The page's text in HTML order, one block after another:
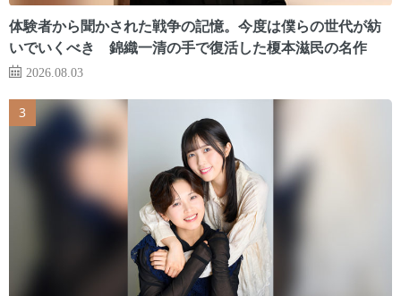
体験者から聞かされた戦争の記憶。今度は僕らの世代が紡
いでいくべき 錦織一清の手で復活した榎本滋民の名作
2026.08.03